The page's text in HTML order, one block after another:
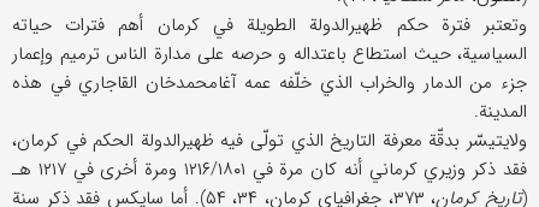
وتعتبر فترة حکم ظهیرالدولة الطویلة في کرمان أهم فترات حیاته
السیاسیة، حیث استطاع باعتداله و حرصه علی مدارة الناس ترمیم وإعمار
جزء من الدمار والخراب الذي خلّفه عمه آغامحمدخان القاجاري في هذه
المدینة.
ولایتیسّر بدقّة معرفة التاریخ الذي تولّی فیه ظهیرالدولة الحکم في کرمان،
فقد ذکر وزیري کرماني أنه کان مرة في ۱۲۱۶/۱۸۰۱ ومرة أخری في ۱۲۱۷ هـ
(تاریخ کرمان
، ۳۷۳، جغرافیاي کرمان، ۳۴، ۵۴). أما سایکس فقد ذکر سنة